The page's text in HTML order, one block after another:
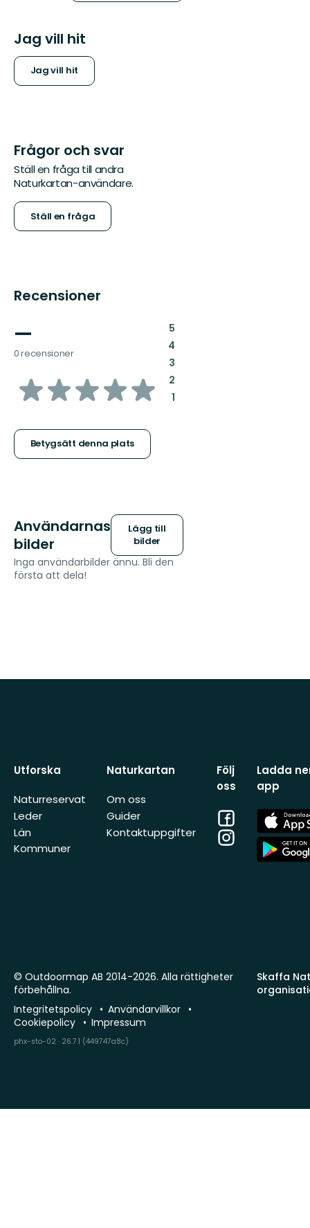
Jag vill hit
Jag vill hit
Frågor och svar
Ställ en fråga till andra
Naturkartan-användare.
Ställ en fråga
Recensioner
—
0 recensioner
av
stjärnor
Betygsätt denna plats
5:
4:
3:
2:
1:
Användarnas
bilder
Lägg till
bilder
Inga användarbilder ännu. Bli den
första att dela!
Utforska
Naturreservat
Leder
Län
Kommuner
Naturkartan
Om oss
Guider
Kontaktuppgifter
Följ
oss
Facebook
Instagram
Ladda
app
App
Store
App
Store
Skaffa
© Outdoormap AB 2014-2026. Alla rättigheter
förbehållna.
Integritetspolicy
Användarvillkor
Cookiepolicy
Impressum
phx-sto-02 · 26.7.1 (449747a8c)